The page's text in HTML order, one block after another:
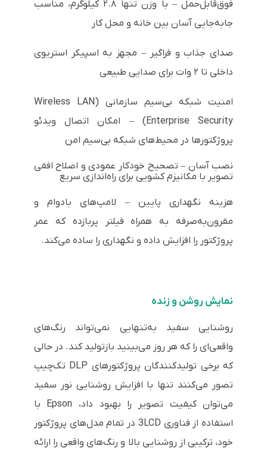
فوق‌قابل‌حمل – با وزن تنها ۲.۸ کیلوگرم، مناسب
جابه‌جایی آسان بین خانه و محل کار
صدای جذاب و فراگیر – مجهز به اسپیکر استریوی
داخلی تا ۲ وات برای صدایی طبیعی
امنیت شبکه بی‌سیم سازمانی (Wireless LAN
Enterprise Security) – امکان اتصال ویدئو
پروژکتورها در محیط‌های شبکه بی‌سیم امن
نصب آسان – تصحیح خودکار عمودی و اصلاح افقی
تصویر با مکانیزم کشویی برای راه‌اندازی سریع
هزینه نگهداری پایین – لامپ‌های بادوام و
مقرون‌به‌صرفه به همراه فیلتر پربازده که عمر
پروژکتور را افزایش داده و نگهداری را ساده می‌کند.
نمایش روشن و زنده
روشنایی سفید به‌تنهایی نمی‌تواند رنگ‌های
واقعی‌ای را که هر روز می‌بینید بازتولید کند. در حالی‌
که برخی تولیدکنندگان پروژکتورهای DLP تک‌چیپ
تصور می‌کنند تنها با افزایش روشنایی نور سفید
می‌توان کیفیت تصویر را بهبود داد، Epson با
استفاده از فناوری 3LCD در تمام مدل‌های پروژکتور
خود، ترکیبی از روشنایی بالا و رنگ‌های واقعی را ارائه